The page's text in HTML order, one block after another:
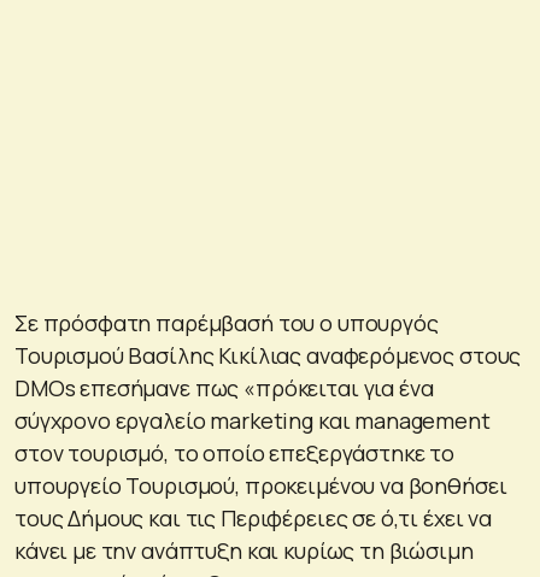
Σε πρόσφατη παρέμβασή του ο υπουργός
Τουρισμού Βασίλης Κικίλιας αναφερόμενος στους
DMOs επεσήμανε πως «πρόκειται για ένα
σύγχρονο εργαλείο marketing και management
στον τουρισμό, το οποίο επεξεργάστηκε το
υπουργείο Τουρισμού, προκειμένου να βοηθήσει
τους Δήμους και τις Περιφέρειες σε ό,τι έχει να
κάνει με την ανάπτυξη και κυρίως τη βιώσιμη